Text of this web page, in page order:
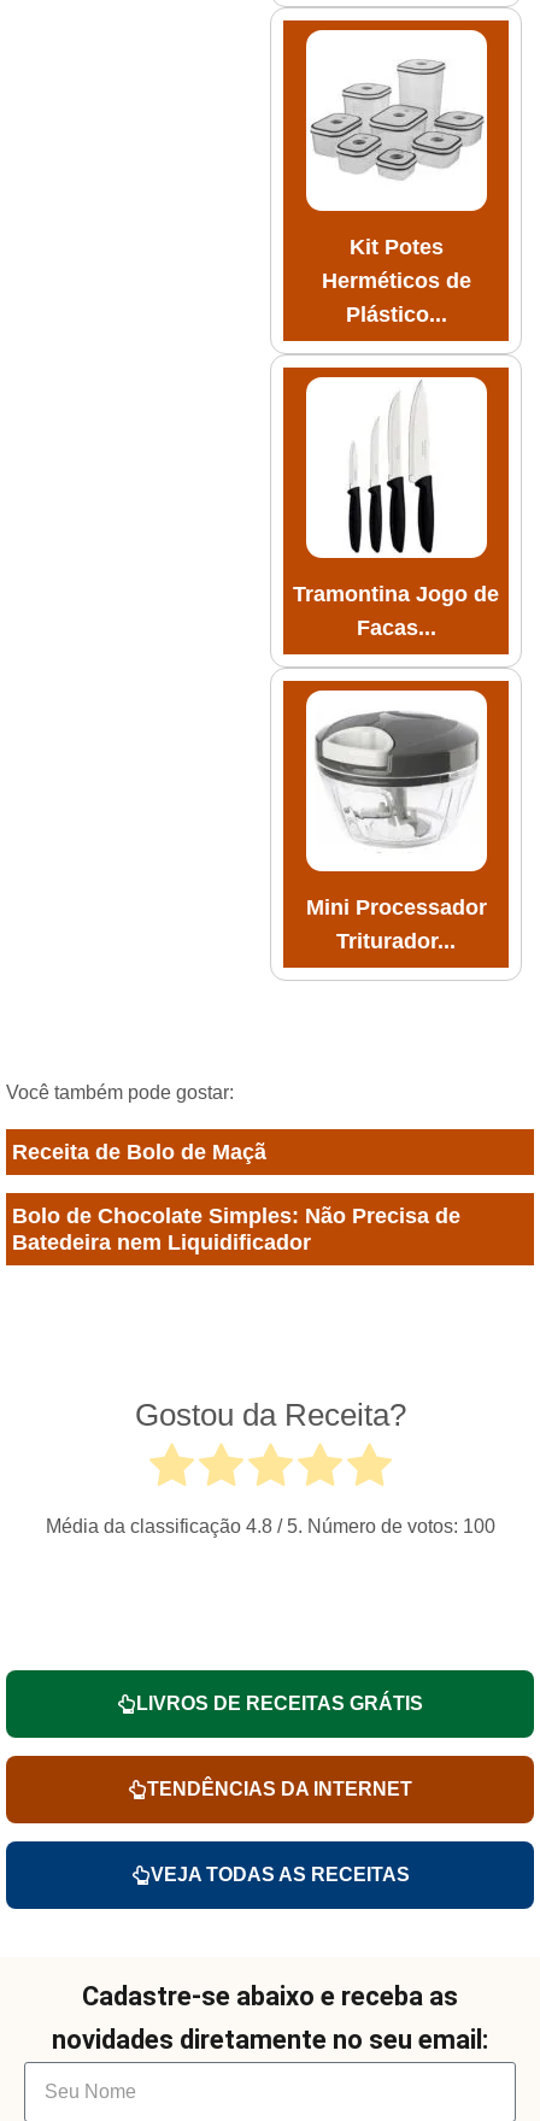
Kit Potes
Herméticos de
Plástico...
Tramontina Jogo de
Facas...
Mini Processador
Triturador...
Você também pode gostar:
Receita de Bolo de Maçã
Bolo de Chocolate Simples: Não Precisa de
Batedeira nem Liquidificador
Gostou da Receita?
Média da classificação 4.8/ 5. Número de votos: 100
LIVROS DE RECEITAS GRÁTIS
TENDÊNCIAS DA INTERNET
VEJA TODAS AS RECEITAS
Cadastre-se abaixo e receba as
novidades diretamente no seu email: